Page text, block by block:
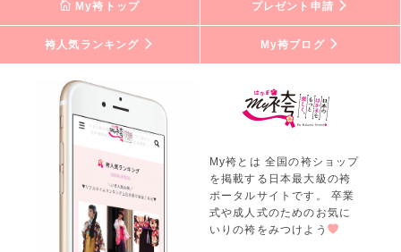
My袴トップ プレゼント申請
袴人気ランキング My袴ブログ
My袴とは 全国の袴ショップ
を掲載する日本最大級の袴
ポータルサイトです。 卒業
式や成人式のためのお気に
いりの袴をみつけよう